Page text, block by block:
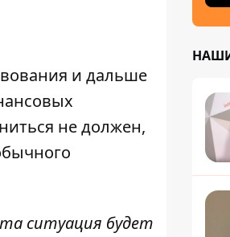
и дальше
не должен,
ситуация будет